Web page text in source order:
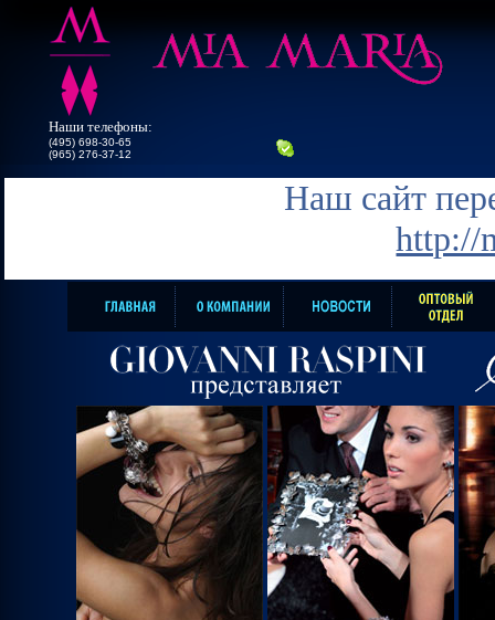
Наши телефоны:
(495) 698-30-65
(965) 276-37-12
Наш сайт
http://